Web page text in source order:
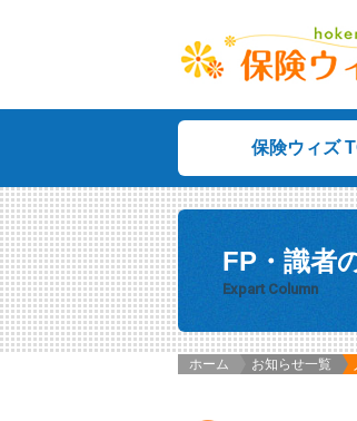
保険ウィズ
FP・識者
Expart Column
ホーム お知らせ一覧